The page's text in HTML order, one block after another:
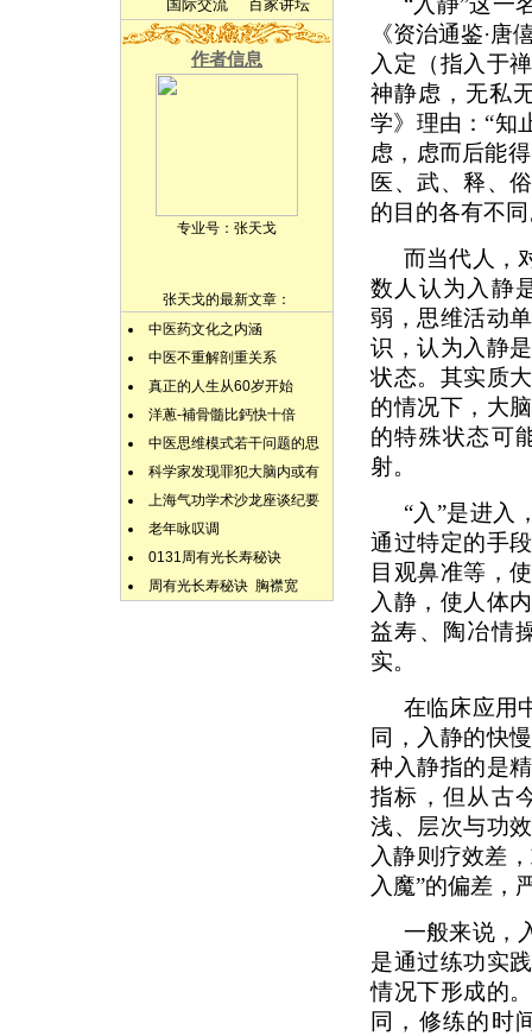
国际交流
百家讲坛
作者信息
专业号： 张天戈
张天戈的最新文章：
中医药文化之内涵
中医不重解剖重关系
真正的人生从60岁开始
洋蔥-補骨髓比鈣快十倍
中医思维模式若干问题的思
科学家发现罪犯大脑内或有
上海气功学术沙龙座谈纪要
老年咏叹调
0131周有光长寿秘诀
周有光长寿秘诀 胸襟宽
《资治通鉴·
入定（指入于
神静虑，无私
学》理由：“知
虑，虑而后能
医、武、释、
的目的各有不
而当代人，
数人认为入静
弱，思维活动
识，认为入静
状态。其实质
的情况下，大
的特殊状态可
射。
“入”是进入
通过特定的手
目观鼻准等，
入静，使人体
益寿、陶冶情
实。
在临床应用
同，入静的快
种入静指的是
指标，但从古
浅、层次与功
入静则疗效差
入魔”的偏差，
一般来说，
是通过练功实
情况下形成的
同，修练的时